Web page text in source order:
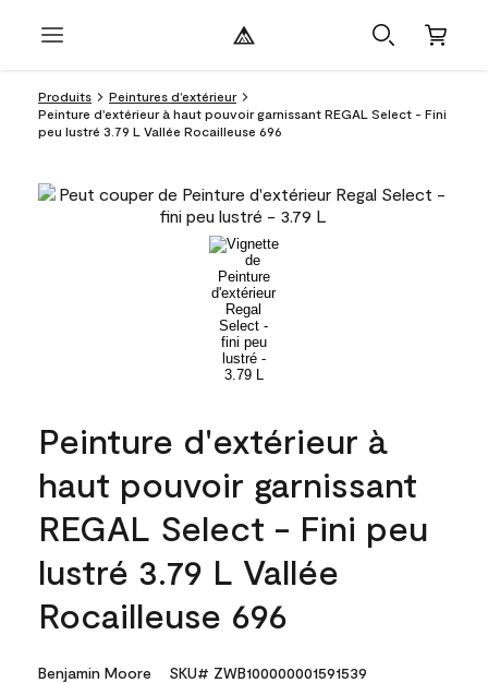
Produits
Peintures d’extérieur
Peinture d'extérieur à haut pouvoir garnissant REGAL Select - Fini
peu lustré 3.79 L Vallée Rocailleuse 696
Peinture d'extérieur à
haut pouvoir garnissant
REGAL Select - Fini peu
lustré 3.79 L Vallée
Rocailleuse 696
Benjamin Moore SKU# ZWB100000001591539